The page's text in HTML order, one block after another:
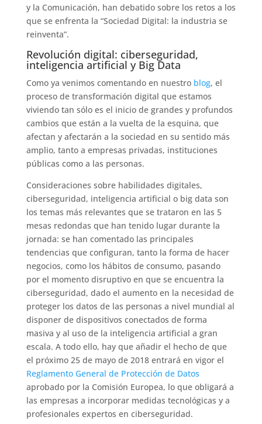
y la Comunicación, han debatido sobre los retos a los
que se enfrenta la “Sociedad Digital: la industria se
reinventa”.
Revolución digital: ciberseguridad,
inteligencia artificial y Big Data
Como ya venimos comentando en nuestro blog, el
proceso de transformación digital que estamos
viviendo tan sólo es el inicio de grandes y profundos
cambios que están a la vuelta de la esquina, que
afectan y afectarán a la sociedad en su sentido más
amplio, tanto a empresas privadas, instituciones
públicas como a las personas.
Consideraciones sobre habilidades digitales,
ciberseguridad, inteligencia artificial o big data son
los temas más relevantes que se trataron en las 5
mesas redondas que han tenido lugar durante la
jornada: se han comentado las principales
tendencias que configuran, tanto la forma de hacer
negocios, como los hábitos de consumo, pasando
por el momento disruptivo en que se encuentra la
ciberseguridad, dado el aumento en la necesidad de
proteger los datos de las personas a nivel mundial al
disponer de dispositivos conectados de forma
masiva y al uso de la inteligencia artificial a gran
escala. A todo ello, hay que añadir el hecho de que
el próximo 25 de mayo de 2018 entrará en vigor el
Reglamento General de Protección de Datos
aprobado por la Comisión Europea, lo que obligará a
las empresas a incorporar medidas tecnológicas y a
profesionales expertos en ciberseguridad.